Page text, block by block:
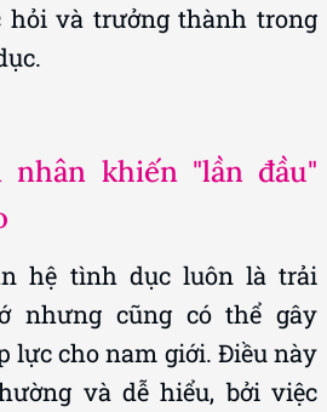
hỏi và trưởng thành trong
nhân khiến "lần đầu"
hệ tình dục luôn là trải
nhưng cũng có thể gây
lực cho nam giới. Điều này
và dễ hiểu, bởi việc